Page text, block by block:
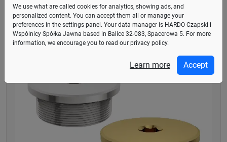
Megállító dugók
We use what are called cookies for analytics, showing ads, and
personalized content. You can accept them all or manage your
preferences in the settings panel . Your data manager is HARDO Czapski i
Wspólnicy Spółka Jawna based in Balice 32-083, Spacerowa 5. For more
information, we encourage you to read our privacy policy.
Learn more Accept